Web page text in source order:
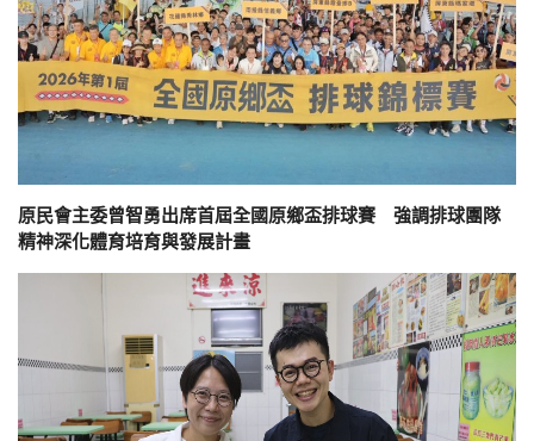
原民會主委曾智勇出席首屆全國原鄉盃排球賽 強調排球團隊
精神深化體育培育與發展計畫